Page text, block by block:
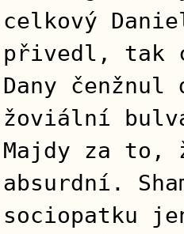
celkový
přivedl, tak
Dany čenžnul
žoviální
Majdy za to,
absurdní.
sociopatku